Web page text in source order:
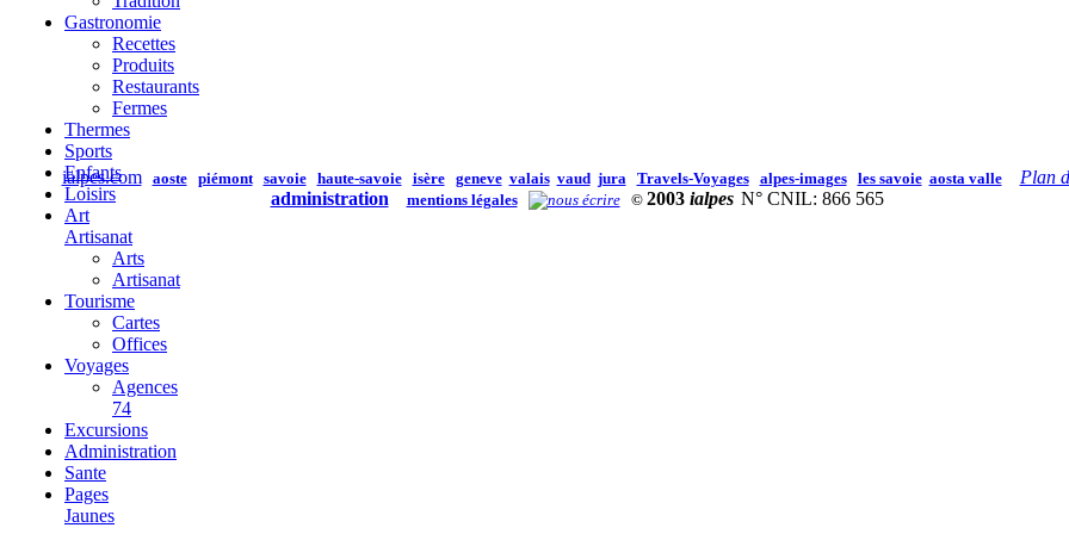
ialpes.com aoste piémont savoie haute-savoie isère geneve valais vaud jura Travels-Voyages alpes-images les savoie aosta valle
Plan
administration
mentions légales © 2003 ialpes N° CNIL: 866 565
Gastronomie
Recettes
Produits
Restaurants
Fermes
Thermes
Sports
Enfants
Loisirs
Art
Artisanat
Arts
Artisanat
Tourisme
Cartes
Offices
Voyages
Agences
74
Excursions
Administration
Sante
Pages
Jaunes